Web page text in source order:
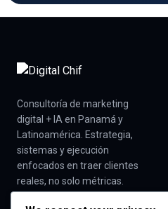
Consultoría de marketing
digital + IA en Panamá y
Latinoamérica. Estrategia,
sistemas y ejecución
enfocados en traer clientes
reales, no solo métricas.